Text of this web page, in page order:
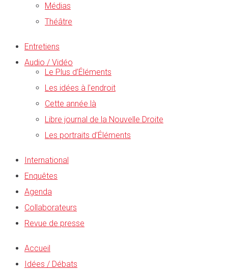
Médias
Théâtre
Entretiens
Audio / Vidéo
Le Plus d’Éléments
Les idées à l’endroit
Cette année là
Libre journal de la Nouvelle Droite
Les portraits d’Éléments
International
Enquêtes
Agenda
Collaborateurs
Revue de presse
Accueil
Idées / Débats